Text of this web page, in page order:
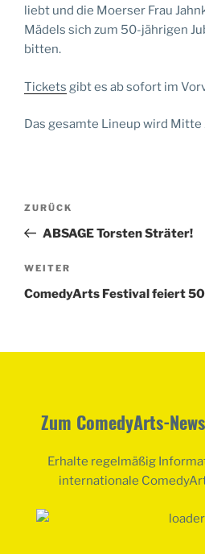
liebt und die Moerser Frau
Mädels sich zum 50-jährigen
bitten.
Tickets gibt es ab sofort im
Das gesamte Lineup wird
Beitragsnavigation
Vorheriger
Beitrag
ZURÜCK
ABSAGE Torsten Sträter!
Nächster
Beitrag
WEITER
ComedyArts Festival feiert
Zum ComedyArts-
Erhalte regelmäßig
internationale